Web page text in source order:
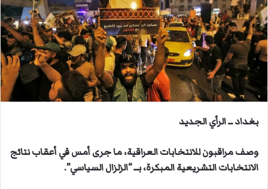
ي
د
إ
ك
ت
ن
بغداد ــ الرأي الجديد
وصف مراقبون للانتخابات العراقية، ما جرى أمس في أعقاب نتائج
الانتخابات التشريعية المبكرة، بــ “الزلزال السياسي”.